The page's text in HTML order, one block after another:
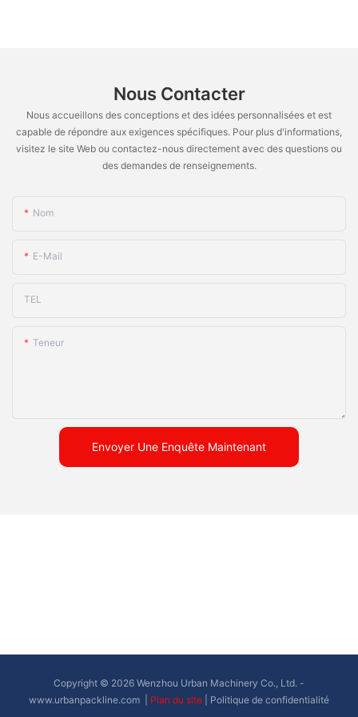
Nous Contacter
Nous accueillons des conceptions et des idées personnalisées et est
capable de répondre aux exigences spécifiques. Pour plus d'informations,
visitez le site Web ou contactez-nous directement avec des questions ou
des demandes de renseignements.
Nom
E-Mail
TEL
Teneur
Envoyer Une Enquête Maintenant
Copyright © 2026 Wenzhou Urban Machinery Co., Ltd. -
www.urbanpackline.com
Plan du site Politique de confidentialité